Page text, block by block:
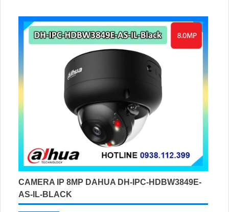
CAMERA IP 8MP DAHUA DH-IPC-HDBW3849E-
AS-IL-BLACK